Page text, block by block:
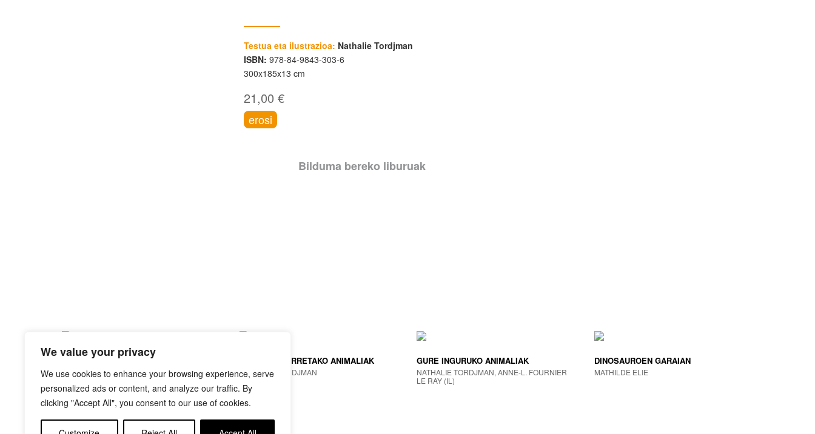
We value your privacy
We use cookies to enhance your browsing experience, serve
personalized ads or content, and analyze our traffic. By
clicking "Accept All", you consent to our use of cookies.
Testua eta ilustrazioa: Nathalie Tordjman
ISBN: 978-84-9843-303-6
300x185x13 cm
21,00 €
erosi
Bilduma bereko liburuak
ANIMALIEN GAUA
RENE METTLER
KLIMA GOGORRETAKO ANIMALIAK
NATHALIE TORDJMAN
GURE INGURUKO ANIMALIAK
NATHALIE TORDJMAN, ANNE-L. FOURNIER
LE RAY (IL)
DINOSAUROEN GARAIAN
MATHILDE ELIE